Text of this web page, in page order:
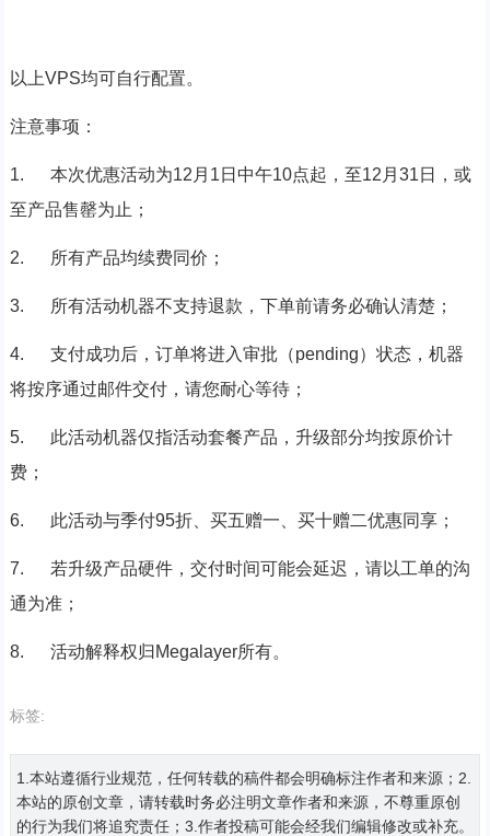
以上VPS均可自行配置。
注意事项：
1. 本次优惠活动为12月 1日中午10点起，至12月 31日，或
至产品售罄为止；
2. 所有产品均续费同价；
3. 所有活动机器不支持退款，下单前请务必确认清楚；
4. 支付成功后，订单将进入审批（pending）状态，机器
将按序通过邮件交付，请您耐心等待；
5. 此活动机器仅指活动套餐产品，升级部分均按原价计
费；
6. 此活动与季付95折、买五赠一、买十赠二优惠同享；
7. 若升级产品硬件，交付时间可能会延迟，请以工单的沟
通为准；
8. 活动解释权归 Megalayer所有。
标签:
1.本站遵循行业规范，任何转载的稿件都会明确标注作者和来源；2.
本站的原创文章，请转载时务必注明文章作者和来源，不尊重原创
的行为我们将追究责任；3.作者投稿可能会经我们编辑修改或补充。